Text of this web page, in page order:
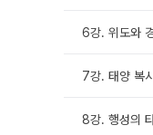
6강. 위도와
7강. 태양 복
8강. 행성의